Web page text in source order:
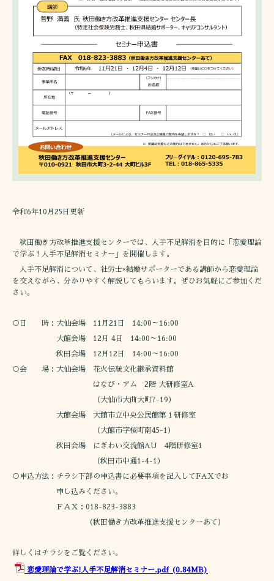
令和6年10月25日更新
秋田働き方改革推進支援センターでは、人手不足解消を目的に「恋愛理論
で学ぶ！人手不足解消セミナー」を開催します。
人手不足解消について、社労士×結婚サポーターである講師から恋愛理論
を交えながら、分かりやすく解説してもらいます。ぜひお気軽にご参加くだ
さい。
○日 時：大仙会場 11月21日 14:00～16:00
大館会場 12月 4日 14:00～16:00
秋田会場 12月12日 14:00～16:00
○会 場：大仙会場 花火伝統文化継承資料館
はなび・アム 2階 大研修室A
（大仙市大曲大町7-19）
大館会場 大館市立中央公民館第１研修室
（大館市字桜町南45-1）
秋田会場 にぎわい交流館AU 4階研修室1
（秋田市中通1-4-1）
○申込方法：チラシ下部の申込書に必要事項を記入してFAXでお
申し込みください。
ＦＡＸ：018-823-3883
（秋田働き方改革推進支援センターあて）
詳しくはチラシをご覧ください。
恋愛理論で学ぶ!人手不足解消セミナー.pdf(0.84MB)